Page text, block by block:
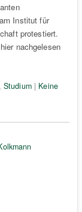
Institut für
protestiert.
nachgelesen
Studium| Keine